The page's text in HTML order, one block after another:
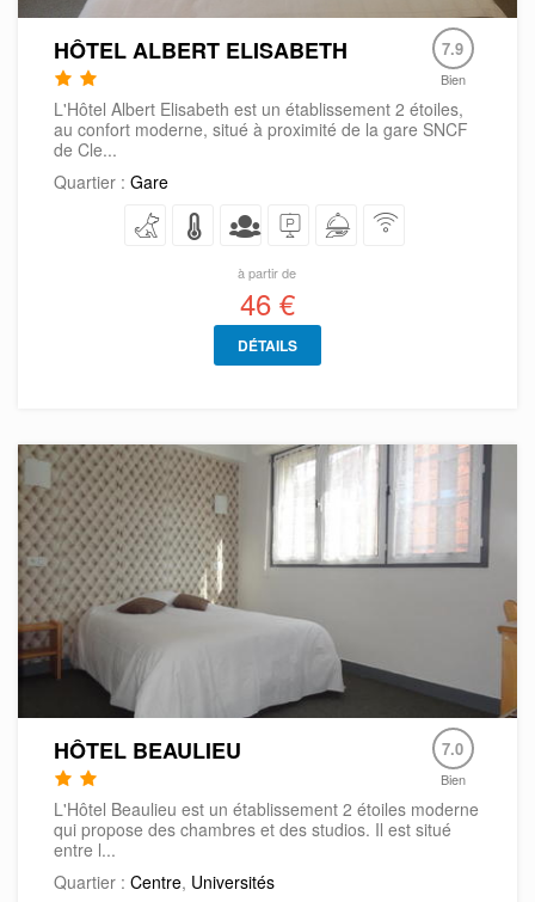
HÔTEL ALBERT ELISABETH 7.9
Bien
L'Hôtel Albert Elisabeth est un établissement 2 étoiles,
au confort moderne, situé à proximité de la gare SNCF
de Cle...
Quartier : Gare
à partir de
46 €
DÉTAILS
HÔTEL BEAULIEU 7.0
Bien
L'Hôtel Beaulieu est un établissement 2 étoiles moderne
qui propose des chambres et des studios. Il est situé
entre l...
Quartier : Centre, Universités